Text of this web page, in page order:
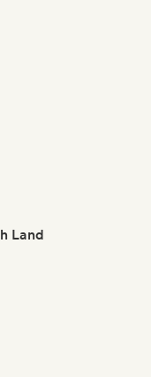
Land